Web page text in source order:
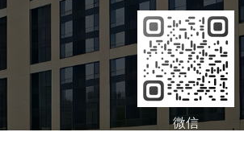
微信